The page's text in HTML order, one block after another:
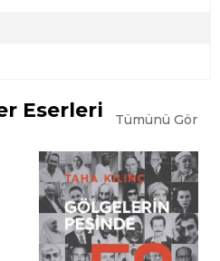
Eserleri Tümünü Gör